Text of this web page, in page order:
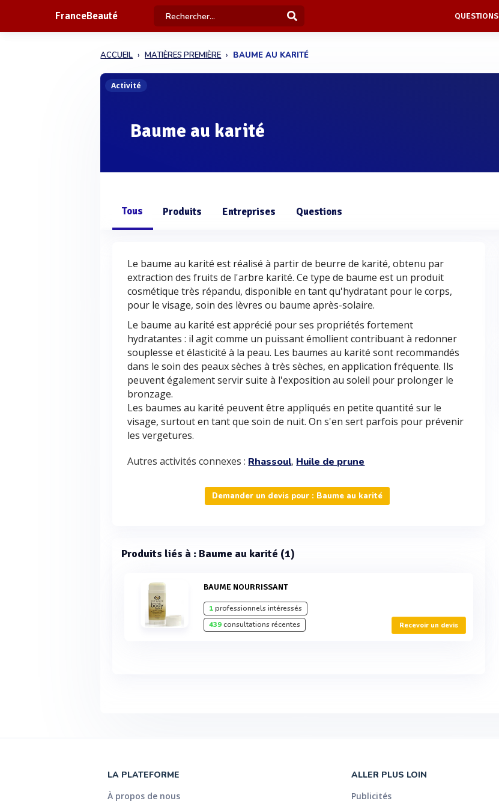
FranceBeauté QUESTIONS
ACCUEIL MATIÈRES PREMIÈRE BAUME AU KARITÉ
Activité
Baume au karité
Tous Produits Entreprises Questions
Le baume au karité est réalisé à partir de beurre de karité, obtenu par
extraction des fruits de l'arbre karité. Ce type de baume est un produit
cosmétique très répandu, disponible en tant qu'hydratant pour le corps,
pour le visage, soin des lèvres ou baume après-solaire.
Le baume au karité est apprécié pour ses propriétés fortement
hydratantes : il agit comme un puissant émollient contribuant à redonner
souplesse et élasticité à la peau. Les baumes au karité sont recommandés
dans le soin des peaux sèches à très sèches, en application fréquente. Ils
peuvent également servir suite à l'exposition au soleil pour prolonger le
bronzage.
Les baumes au karité peuvent être appliqués en petite quantité sur le
visage, surtout en tant que soin de nuit. On s'en sert parfois pour prévenir
les vergetures.
Autres activités connexes : Rhassoul, Huile de prune
Demander un devis pour : Baume au karité
Produits liés à : Baume au karité (1)
BAUME NOURRISSANT
1professionnels intéressés
439consultations récentes Recevoir un devis
LA PLATEFORME
À propos de nous
ALLER PLUS LOIN
Publicités